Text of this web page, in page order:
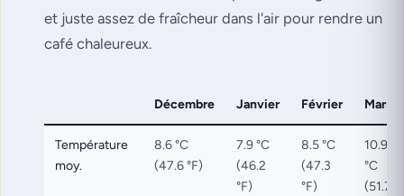
et juste assez de fraîcheur dans l'air pour rendre un
café chaleureux.
Décembre Janvier Février Mars
Température
moy.
8.6 °C
(47.6 °F)
7.9 °C
(46.2
°F)
8.5 °C
(47.3
°F)
10.9
°C
(51.7